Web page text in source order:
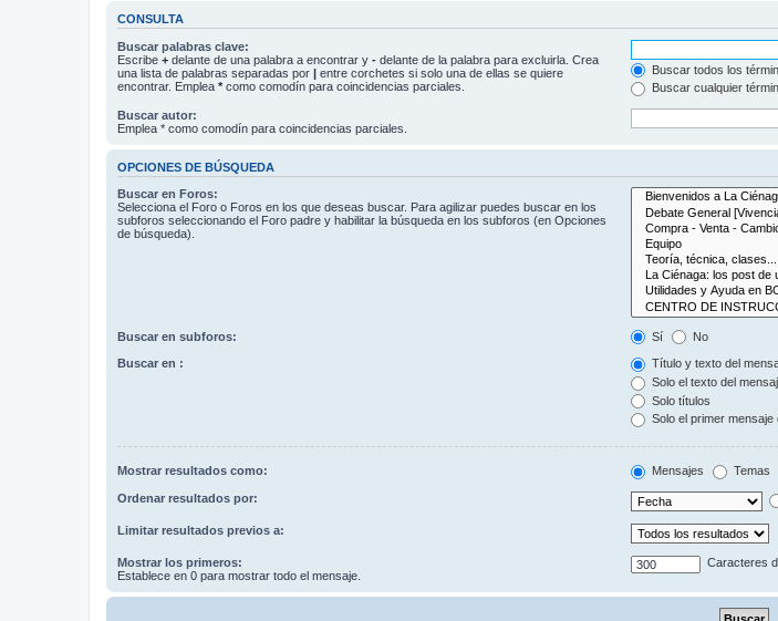
CONSULTA
Buscar palabras clave:
Escribe + delante de una palabra a encontrar y - delante de la palabra para excluirla. Crea
una lista de palabras separadas por | entre corchetes si solo una de ellas se quiere
encontrar. Emplea * como comodín para coincidencias parciales.
Buscar todos los
Buscar cualquier
Buscar autor:
Emplea * como comodín para coincidencias parciales.
OPCIONES DE BÚSQUEDA
Buscar en Foros:
Selecciona el Foro o Foros en los que deseas buscar. Para agilizar puedes buscar en los
subforos seleccionando el Foro padre y habilitar la búsqueda en los subforos (en Opciones
de búsqueda).
Buscar en subforos: Sí No
Buscar en :
Título y texto del
Solo el texto del
Solo títulos
Solo el primer mensaje
Mostrar resultados como: Mensajes Temas
Ordenar resultados por:
Limitar resultados previos a:
Mostrar los primeros:
Establece en 0 para mostrar todo el mensaje.
Caracteres